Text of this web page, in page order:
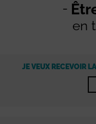
en
JE VEUX RECEVOIR